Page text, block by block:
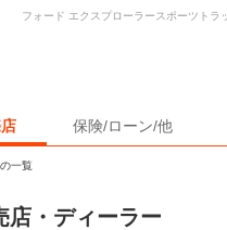
保険/ローン/他
一覧
フォード エクスプローラースポーツトラ
店・ディーラー